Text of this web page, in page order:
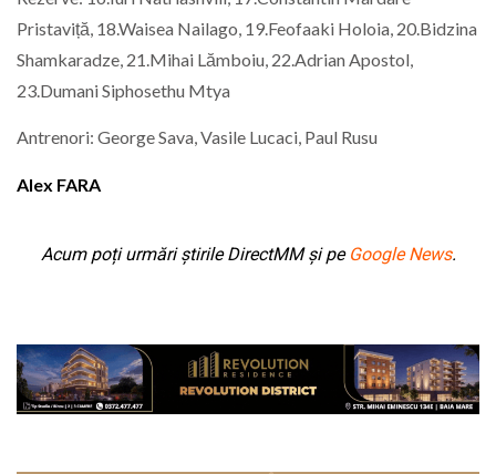
Pristaviță, 18.Waisea Nailago, 19.Feofaaki Holoia, 20.Bidzina
Shamkaradze, 21.Mihai Lămboiu, 22.Adrian Apostol,
23.Dumani Siphosethu Mtya
Antrenori: George Sava, Vasile Lucaci, Paul Rusu
Alex FARA
Acum poți urmări știrile DirectMM și pe Google News.